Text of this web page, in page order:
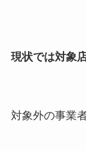
現状では対象
対象外の事業